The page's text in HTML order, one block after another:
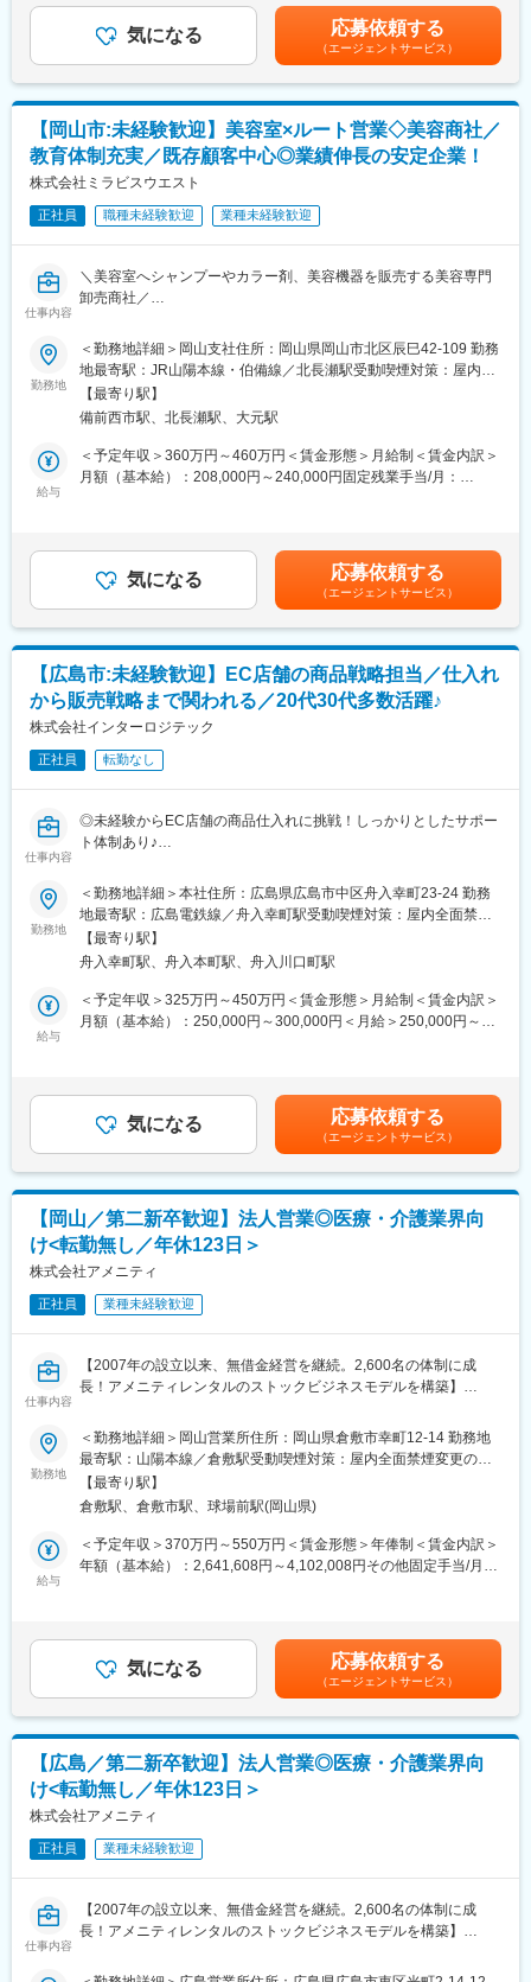
・階層別研修や、強みにフォーカスしたコーチング、成功事例の
共有など、人材育成に注力しています。
■当社の魅力：
・創業80年、10年以上業績は常に安定成長、直近5年で70％伸長
しています！
・明確な評価制度 四半期ごとの上長面談を実施をしており、成果
だけではなく、目標に対する行動の質や量など、公平性の高い評
価制度を用いております。営業スキルに磨きをかけることが給与
UPの近道です。
の作業応援依頼に伴う訪問です。改装という位置づけで、売り場
全体を大きく変える作業（１日かけて行うレベル）です。広島
県・島根県・鳥取県・山口県の４県が訪問する可能性のあるエリ
・商品の陳列
棚割りを基に、新商品の入れ替えやそれに紐づくPOPの設置な
ど、ピンポイント作業１～２時間程度で1日2～３店舗を予定して
います。
接客業務は基本的にはありません。店舗に伺った際の担当者挨拶
や、店舗で商品を並べている際にお客様（消費者様）から声かけ
されることがあるかもしれませんが、返答が難しい場合は、営業
担当等にフォローの連絡をしていただいて問題ありません。
広島事務所の営業社員から約１～２ヶ月程度、店舗に直接一緒に
行って実作業を教えます。
ご自宅から事前に配布された棚割りをもとに担当店へ直行し、1店
舗目に到着しましたら上記業務を実施いただきます。終了後は貸
■魅力点
・正社員登用制度：上長の推薦があれば最短1年後から面接試験の
機会あり◎
・営業社員から資料の通達やその資料の説明等はリモートで説明
があり、それをもとに店舗に直接行って作業可能◎
■当社の強み
当社は、従来の「卸」の枠を超え、販売・管理だけでなく情報を
も提供する提案型営業を提唱しています。小売業支援システムを
駆使し、売場開設・運営のご相談など多角的なコンサルティング
を行えるサポート体制を整えています。
慮いたします。昇給：年1回賞与：なし※正社員登用後に支給有
実績3～4ヶ月交通費：業務で発生する移動費（ガソリン代×移動
距離）の支給あり※社内規程に基づく賃金はあくまでも目安の金額
であり、選考を通じて上下する可能性があります。月給(月額)は固
定手当を含めた表記です。
気になる 応募依頼する
（エージェントサービス）
【岡山市:未経験歓迎】美容室×ルート営業◇美容商社／
教育体制充実／既存顧客中心◎業績伸長の安定企業！
株式会社ミラビスウエスト
正社員 職種未経験歓迎 業種未経験歓迎
仕事内容
＼美容室へシャンプーやカラー剤、美容機器を販売する美容専門
卸売商社／
■お仕事内容：
理美容室向けのシャンプー・カラー剤・ヘアケア商品・美容機器
などを扱うルート営業をお任せします。
単なる商品販売ではなく、サロンの悩みや目指す姿に寄り添いな
がら、最適な提案・サポートを行う仕事です。
営業未経験の方でも、充実した研修とフォロー体制があるため安
メイン業務は「既存顧客との関係構築」です。定期訪問を行い、
関係性を築いて頂きます。
定期訪問時に新商品のご案内、お困りごとのヒアリング、購入頂
容室の売上アップのためのキャンペーンや新メニューの企画・提
案などを行います。
1日の訪問件数は担当エリアごとにご自身で計画立ててスケジュー
ルを組んで頂きます。
＼1日のスケジュール例／
8:30 業務スタート：朝礼で情報共有をしたり、提案資料の準備を
行います。
9:00 アポイント訪問：新メニューの提案や、具体的な展開方法な
ど、1時間程度の商談をします。
程度、立ち話がメインで、新商品のご紹介や導入商品のフォロー
などを行います。
17:30 帰社：必要に応じて翌日の提案資料の準備などを行いま
す。
■教育・研修体制：
・入社後は1週間本社研修があり、その後に現場へ配属され、更に
・階層別研修や、強みにフォーカスしたコーチング、成功事例の
共有など、人材育成に注力しています。
■当社の魅力：
・創業80年、10年以上業績は常に安定成長、直近5年で70％伸長
しています！
・明確な評価制度 四半期ごとの上長面談を実施をしており、成果
だけではなく、目標に対する行動の質や量など、公平性の高い評
価制度を用いております。営業スキルに磨きをかけることが給与
UPの近道です。
勤務地
＜勤務地詳細＞岡山支社住所：岡山県岡山市北区辰巳42-109 勤務
地最寄駅：JR山陽本線・伯備線／北長瀬駅受動喫煙対策：屋内全
面禁煙変更の範囲：会社の定める事業所
【最寄り駅】
備前西市駅、北長瀬駅、大元駅
給与
＜予定年収＞360万円～460万円＜賃金形態＞月給制＜賃金内訳＞
月額（基本給）：208,000円～240,000円固定残業手当/月：
給与詳細は前職を考慮し、当社規定により決定します。■昇給：年
1回■賞与：年2回（7月、12月） ※賞与実績3.5ヶ月分賃金はあく
までも目安の金額であり、選考を通じて上下する可能性がありま
す。月給(月額)は固定手当を含めた表記です。
気になる 応募依頼する
（エージェントサービス）
【広島市:未経験歓迎】EC店舗の商品戦略担当／仕入れ
から販売戦略まで関われる／20代30代多数活躍♪
株式会社インターロジテック
正社員 転勤なし
仕事内容
◎未経験からEC店舗の商品仕入れに挑戦！しっかりとしたサポー
ト体制あり♪
◎20代・30代多数活躍中！経歴関係なくチームで成長できる環境
です！
■業務内容：
雑貨・日用品・生活家電などを扱うEC事業にて、
商品の選定・開拓から、販売部と連携し、
販売後の売れ行きを踏まえた改善提案までお任せします。
「どの価格帯・見せ方なら選ばれるか」
「販売データを見て、次にどの商品を伸ばすか」
を考えながら、EC店舗の売上拡大につなげていくポジションで
雑貨・日用品・生活家電などを中心に扱っていますが、
ジャンルに決まりはありません。市場の動きやお客様ニーズを見
ながら、
新しい商品ジャンルの開拓にも挑戦できます。
■業務詳細：
・市場動向や販売データをもとにした商品候補のリサーチ
・売れ筋商品・競合商品の価格や訴求内容の確認
・既存商品の販売状況を踏まえた追加展開の検討
・新たな商品ジャンルや取扱商品の企画・提案
・販売計画に応じた発注・在庫数の調整
・販売チームとの打ち合わせ
・商品ページでの見せ方や販促施策の相談
・売上結果を踏まえた次回仕入れ・改善施策の検討
■入社後の流れ：
入社後は、先輩社員のもとでEC運営の基礎から学んでいただきま
ゆくゆくは新規の仕入先開拓や「ヒット商品創出」にチャレンジ
いただきます。
■組織構成：
現在20代～30代中心の7名が在籍しています。
＼＼こんな方に向いています／／
・指示を待つより、自分で考えて行動したい方
・失敗を前向きに捉え、改善につなげられる方
・数字を見ながら施策を考えることに興味がある方
・一つの役割に限定されず、幅広い業務に挑戦したい方
勤務地
＜勤務地詳細＞本社住所：広島県広島市中区舟入幸町23-24 勤務
地最寄駅：広島電鉄線／舟入幸町駅受動喫煙対策：屋内全面禁煙
変更の範囲：会社の定める事業所
【最寄り駅】
舟入幸町駅、舟入本町駅、舟入川口町駅
給与
＜予定年収＞325万円～450万円＜賃金形態＞月給制＜賃金内訳＞
月額（基本給）：250,000円～300,000円＜月給＞250,000円～
万円＋諸手当＋賞与年2回）・5年目／30代／年収520万円（月給
30万円＋諸手当＋賞与年2回）賃金はあくまでも目安の金額であ
り、選考を通じて上下する可能性があります。月給(月額)は固定手
当を含めた表記です。
気になる 応募依頼する
（エージェントサービス）
【岡山／第二新卒歓迎】法人営業◎医療・介護業界向
け<転勤無し／年休123日＞
株式会社アメニティ
正社員 業種未経験歓迎
仕事内容
【2007年の設立以来、無借金経営を継続。2,600名の体制に成
長！アメニティレンタルのストックビジネスモデルを構築】
を図るため、このたび新たな仲間をお迎えすることとなりまし
た。
■業務詳細：
病院や介護施設に向けて、入院・入所時に必要な衣類やタオル、
日用品などをレンタルできる「アメニティサポートシステム」を
提案する営業です。ニーズに応じて、人材派遣・紹介サービスや
献性も高く、今後の高齢化社会において成長が見込める成長産業
です。 また、病院や介護施設の業務軽減に貢献する事で、患者
様、利用者様へのサービス向上に直結する為、大変やりがいのあ
■キャリアアップについて：
本人の頑張りを昇給、昇格にて評価される制度が御座います。ま
た、事業拡大に伴い、新規の営業所も出店しており、営業所長や
エリアを管理する責任者などのポストがある為、早期のキャリア
アップが見込めます。 ※実際に入社4年前後で所長になった中途入
社の方もいらっしゃいます。
■会社情報：
当社は入院中に必要となるアメニティ(パジャマ・タオル・日用
品）をレンタルするアメニティサポートシステムを提供している
勤務地
＜勤務地詳細＞岡山営業所住所：岡山県倉敷市幸町12-14 勤務地
最寄駅：山陽本線／倉敷駅受動喫煙対策：屋内全面禁煙変更の範
囲：本文参照
【最寄り駅】
倉敷駅、倉敷市駅、球場前駅(岡山県)
給与
＜予定年収＞370万円～550万円＜賃金形態＞年俸制＜賃金内訳＞
年額（基本給）：2,641,608円～4,102,008円その他固定手当/月：
無＞有＜残業手当＞有＜給与補足＞※経験・能力・前職の給与など
を考慮するため上下する可能性があります・評価：年2回（4月・
10月/売上実績だけでなく取り組み姿勢や提案プロセスなどの定性
評価も重視）・年収例：370-480万円(主任/入社2-3年)⇒420-550
万円(係長/入社3-5年)賃金はあくまでも目安の金額であり、選考を
通じて上下する可能性があります。月給(月額)は固定手当を含めた
表記です。
気になる 応募依頼する
（エージェントサービス）
【広島／第二新卒歓迎】法人営業◎医療・介護業界向
け<転勤無し／年休123日＞
株式会社アメニティ
正社員 業種未経験歓迎
仕事内容
【2007年の設立以来、無借金経営を継続。2,600名の体制に成
長！アメニティレンタルのストックビジネスモデルを構築】
を図るため、このたび新たな仲間をお迎えすることとなりまし